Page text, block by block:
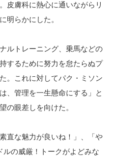
皮膚科に熱心に通いながらリ
明らかにした。
ルトレーニング、乗馬などの
するために努力を怠たらぬプ
。これに対してパク・ミソン
、管理を一生懸命にする」と
の眼差しを向けた。
直な魅力が良いね！」、「や
ルの威厳！トークがよどみな